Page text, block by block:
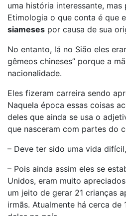
uma história interessante,
Etimologia o que conta é que
siameses por causa de sua
No entanto, lá no Sião eles
gêmeos chineses” porque a
nacionalidade.
Eles fizeram carreira sendo
Naquela época essas coisas
deles que ainda se usa o
que nasceram com partes do
– Deve ter sido uma vida
– Pois ainda assim eles se
Unidos, eram muito
um jeito de gerar 21 crianças
irmãs. Atualmente há cerca de